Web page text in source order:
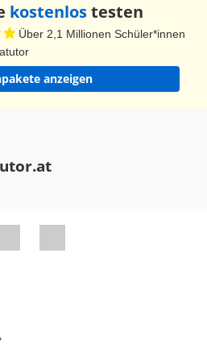
Um das Volumen
musst du
der Grundfläche
unserer Körper haben wir
1/2 mal Grundseite mal
entschieden hat. Die
in den Teekannenhut,
kostenlostesten
Über 2,1 Millionen Schüler*innen
anzeigen